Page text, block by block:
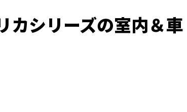
カシリーズの室内＆車